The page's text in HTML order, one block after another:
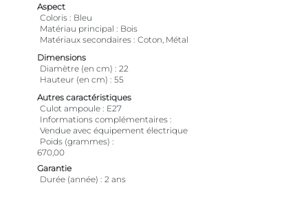
Aspect
Coloris
Bleu
Matériau principal
Bois
Matériaux secondaires Coton, Métal
Dimensions
Diamètre (en cm)
22
Hauteur (en cm)
55
Autres caractéristiques
Culot ampoule
E27
Informations complémentaires
Vendue avec équipement électrique
Poids (grammes)
670,00
Garantie
Durée (année)
2 ans